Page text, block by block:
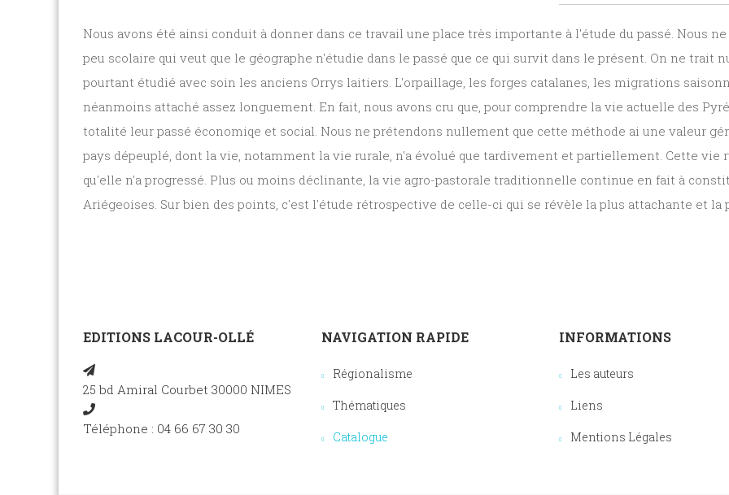
Nous avons été ainsi conduit à donner dans ce travail une place très importante à l'étude du passé. Nous
peu scolaire qui veut que le géographe n'étudie dans le passé que ce qui survit dans le présent. On ne trait
pourtant étudié avec soin les anciens Orrys laitiers. L'orpaillage, les forges catalanes, les migrations
néanmoins attaché assez longuement. En fait, nous avons cru que, pour comprendre la vie actuelle des
totalité leur passé économiqe et social. Nous ne prétendons nullement que cette méthode ai une valeur
pays dépeuplé, dont la vie, notamment la vie rurale, n'a évolué que tardivement et partiellement. Cette vie
qu'elle n'a progressé. Plus ou moins déclinante, la vie agro-pastorale traditionnelle continue en fait à
Ariégeoises. Sur bien des points, c'est l'étude rétrospective de celle-ci qui se révèle la plus attachante et
EDITIONS LACOUR-OLLÉ
25 bd Amiral Courbet 30000 NIMES
Téléphone : 04 66 67 30 30
NAVIGATION RAPIDE
Régionalisme
Thématiques
Catalogue
INFORMATIONS
Les auteurs
Liens
Mentions Légales